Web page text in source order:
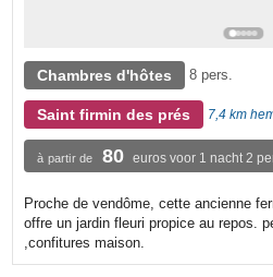
Chambres d'hôtes 8 pers.
Saint firmin des prés 7,4 km
à partir de 80 euros voor 1 nacht 2
Proche de vendôme, cette ancienne
offre un jardin fleuri propice au repos.
,confitures maison.